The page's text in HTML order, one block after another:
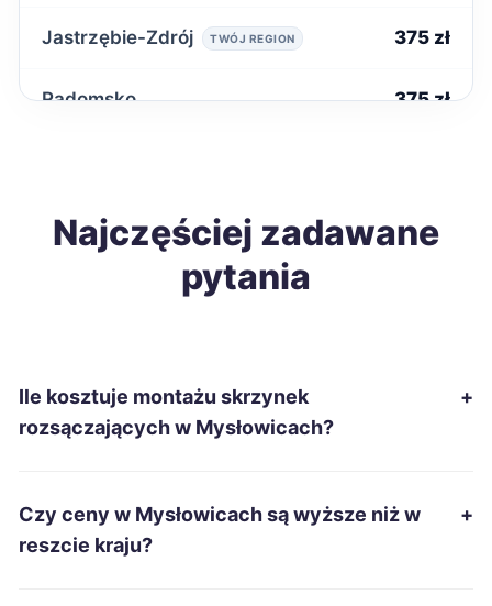
Jastrzębie-Zdrój TWÓJ REGION 375 zł
Radomsko 375 zł
Krosno 376 zł
Starachowice
Tarnowskie Góry
Najczęściej zadawane
pytania
Ile kosztuje montażu skrzynek
rozsączających w Mysłowicach?
+
Czy ceny w Mysłowicach są wyższe niż w
reszcie kraju?
+